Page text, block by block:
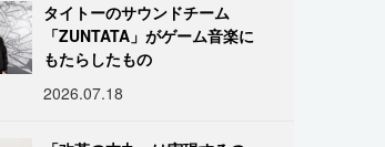
タイトーのサウンドチーム
「ZUNTATA」がゲーム音楽に
もたらしたもの
2026.07.18